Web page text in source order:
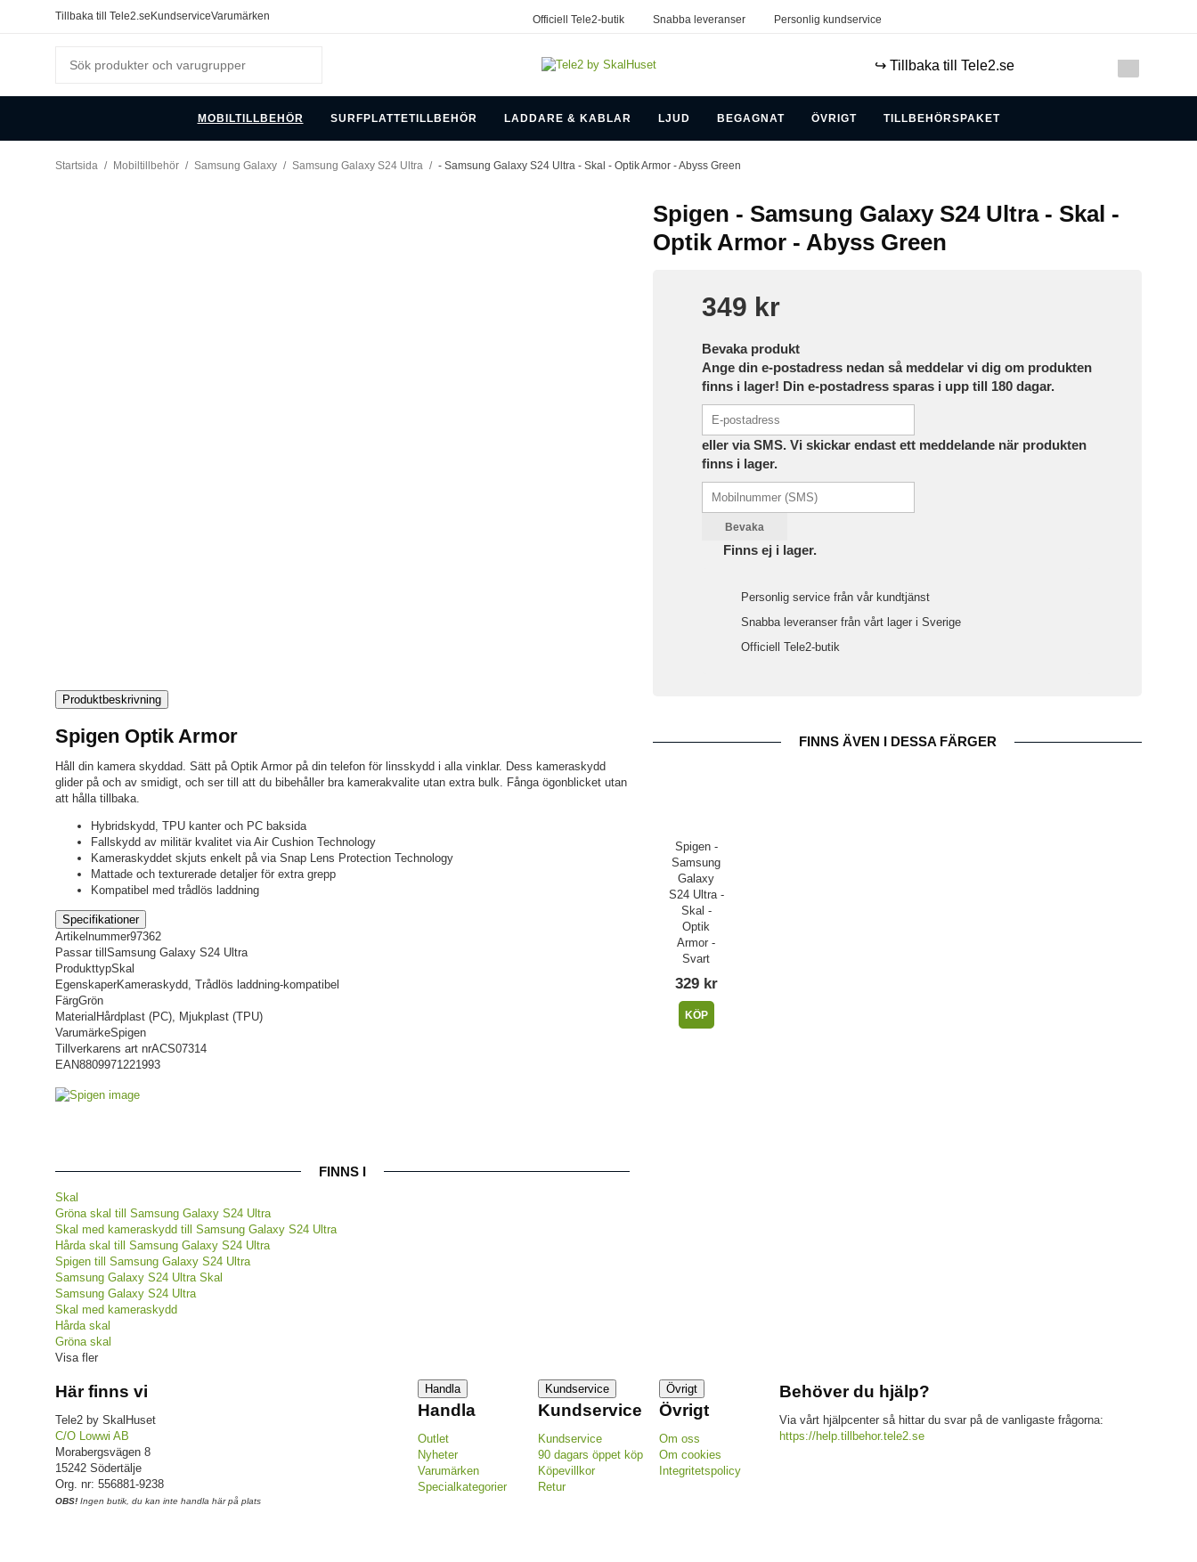
Tillbaka till Tele2.se KundserviceVarumärken Officiell Tele2-butik Snabba leveranser Personlig kundservice
↪️ Tillbaka till Tele2.se
MOBILTILLBEHÖR SURFPLATTETILLBEHÖR LADDARE & KABLAR LJUD BEGAGNAT ÖVRIGT TILLBEHÖRSPAKET
Startsida / Mobiltillbehör / Samsung Galaxy / Samsung Galaxy S24 Ultra / - Samsung Galaxy S24 Ultra - Skal - Optik Armor - Abyss Green
Spigen - Samsung Galaxy S24 Ultra - Skal -
Optik Armor - Abyss Green
349 kr
Bevaka produkt
Ange din e-postadress nedan så meddelar vi dig om produkten
finns i lager! Din e-postadress sparas i upp till 180 dagar.
eller via SMS. Vi skickar endast ett meddelande när produkten
finns i lager.
Bevaka
Finns ej i lager.
Personlig service från vår kundtjänst
Snabba leveranser från vårt lager i Sverige
Officiell Tele2-butik
FINNS ÄVEN I DESSA FÄRGER
Spigen -
Samsung
Galaxy
S24 Ultra -
Skal -
Optik
Armor -
Svart
329 kr
KÖP
Produktbeskrivning
Spigen Optik Armor
Håll din kamera skyddad. Sätt på Optik Armor på din telefon för linsskydd i alla vinklar. Dess kameraskydd
glider på och av smidigt, och ser till att du bibehåller bra kamerakvalite utan extra bulk. Fånga ögonblicket utan
att hålla tillbaka.
Hybridskydd, TPU kanter och PC baksida
Fallskydd av militär kvalitet via Air Cushion Technology
Kameraskyddet skjuts enkelt på via Snap Lens Protection Technology
Mattade och texturerade detaljer för extra grepp
Kompatibel med trådlös laddning
Specifikationer
Artikelnummer97362
Passar till Samsung Galaxy S24 Ultra
ProdukttypSkal
EgenskaperKameraskydd, Trådlös laddning-kompatibel
FärgGrön
Material Hårdplast (PC), Mjukplast (TPU)
VarumärkeSpigen
Tillverkarens art nrACS07314
EAN8809971221993
FINNS I
Skal
Gröna skal till Samsung Galaxy S24 Ultra
Skal med kameraskydd till Samsung Galaxy S24 Ultra
Hårda skal till Samsung Galaxy S24 Ultra
Spigen till Samsung Galaxy S24 Ultra
Samsung Galaxy S24 Ultra Skal
Samsung Galaxy S24 Ultra
Skal med kameraskydd
Hårda skal
Gröna skal
Visa fler
Här finns vi
Tele2 by SkalHuset
C/O Lowwi AB
Morabergsvägen 8
15242 Södertälje
Org. nr: 556881-9238
OBS! Ingen butik, du kan inte handla här på plats
Handla
Handla
Outlet
Nyheter
Varumärken
Specialkategorier
Kundservice
Kundservice
Kundservice
90 dagars öppet köp
Köpevillkor
Retur
Övrigt
Övrigt
Om oss
Om cookies
Integritetspolicy
Behöver du hjälp?
Via vårt hjälpcenter så hittar du svar på de vanligaste frågorna:
https://help.tillbehor.tele2.se